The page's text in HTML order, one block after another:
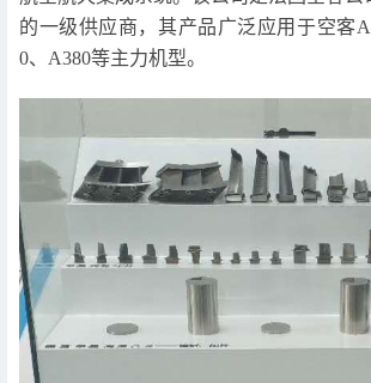
的一级供应商，其产品广泛应用于空客
0、A380等主力机型。